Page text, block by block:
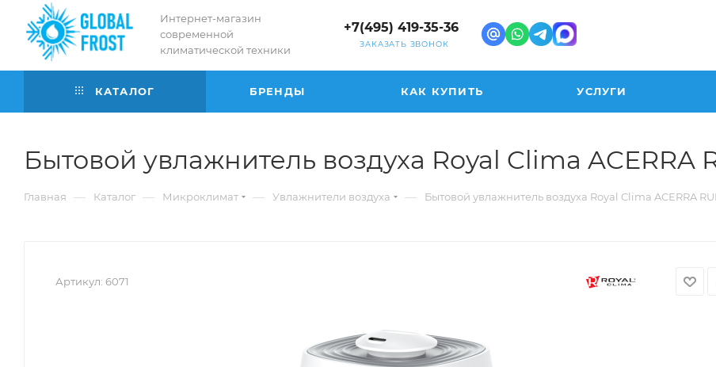
Интернет-магазин
современной
климатической техники
+7(495) 419-35-36
ЗАКАЗАТЬ ЗВОНОК
КАТАЛОГ БРЕНДЫ КАК КУПИТЬ УСЛУГИ
Бытовой увлажнитель воздуха Royal Clima ACERRA
Главная — Каталог — Микроклимат — Увлажнители воздуха — Бытовой увлажнитель воздуха Royal Clima ACERRA
Артикул: 6071